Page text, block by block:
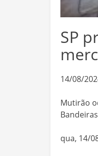
SP
14/08/
Mutirão
qua, 14/